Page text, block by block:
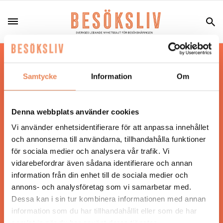
Samtycke Information Om
Denna webbplats använder cookies
Vi använder enhetsidentifierare för att anpassa innehållet
och annonserna till användarna, tillhandahålla funktioner
för sociala medier och analysera vår trafik. Vi
vidarebefordrar även sådana identifierare och annan
information från din enhet till de sociala medier och
annons- och analysföretag som vi samarbetar med.
Dessa kan i sin tur kombinera informationen med annan
information som du har tillhandahållit eller som de har
Hos oss läser du landets mest uppdaterade
nyheter och snackisar inom besöksnäringen.
Besöksliv i sin tryckta form är ett affärsmagasin
Tidningen ges ut avVisita
ANSVARIG UTGIVARE
Jonas Siljhammar
UPPHOVSRÄTT